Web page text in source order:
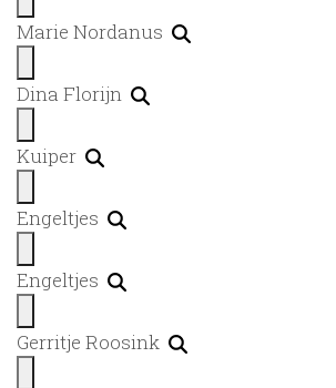
Marie Nordanus
Dina Florijn
Kuiper
Engeltjes
Engeltjes
Gerritje Roosink